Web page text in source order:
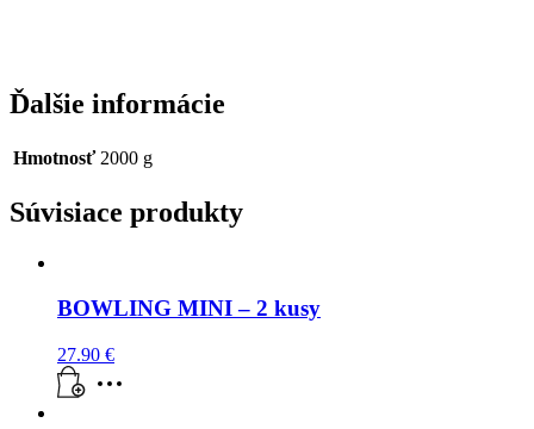
Ďalšie informácie
Hmotnosť 2000 g
Súvisiace produkty
BOWLING MINI – 2 kusy
27.90 €